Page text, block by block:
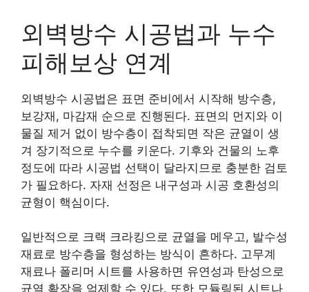
외벽방수 시공법과 누수
피해보상 연계
외벽방수 시공법은 표면 준비에서 시작해 방수층,
보강재, 마감재 순으로 진행된다. 표면의 먼지와 이
물질 제거 없이 방수층이 접착되면 작은 균열이 생
겨 장기적으로 누수를 키운다. 기후와 건물의 노후
정도에 따라 시공법 선택이 달라지므로 충분한 검토
가 필요하다. 자재 선정은 내구성과 시공 호환성의
균형이 핵심이다.
일반적으로 크랙 크라킹으로 균열을 메우고, 발수성
재료로 방수층을 형성하는 방식이 흔하다. 고무계
재료나 폴리머 시트를 사용하면 유연성과 탄성으로
균열 확장을 억제할 수 있다. 또한 모듈링된 시트나